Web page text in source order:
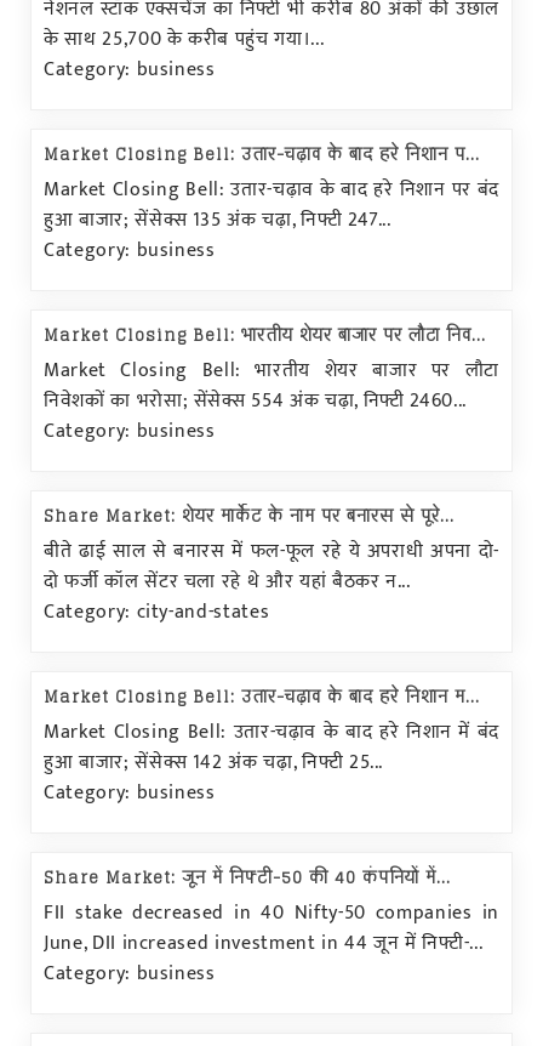
नेशनल स्टॉक एक्सचेंज का निफ्टी भी करीब 80 अंकों की उछाल
के साथ 25,700 के करीब पहुंच गया।...
Category: business
Market Closing Bell: उतार-चढ़ाव के बाद हरे निशान प...
Market Closing Bell: उतार-चढ़ाव के बाद हरे निशान पर बंद
हुआ बाजार; सेंसेक्स 135 अंक चढ़ा, निफ्टी 247...
Category: business
Market Closing Bell: भारतीय शेयर बाजार पर लौटा निव...
Market Closing Bell: भारतीय शेयर बाजार पर लौटा
निवेशकों का भरोसा; सेंसेक्स 554 अंक चढ़ा, निफ्टी 2460...
Category: business
Share Market: शेयर मार्केट के नाम पर बनारस से पूरे...
बीते ढाई साल से बनारस में फल-फूल रहे ये अपराधी अपना दो-
दो फर्जी कॉल सेंटर चला रहे थे और यहां बैठकर न...
Category: city-and-states
Market Closing Bell: उतार-चढ़ाव के बाद हरे निशान म...
Market Closing Bell: उतार-चढ़ाव के बाद हरे निशान में बंद
हुआ बाजार; सेंसेक्स 142 अंक चढ़ा, निफ्टी 25...
Category: business
Share Market: जून में निफ्टी-50 की 40 कंपनियों में...
FII stake decreased in 40 Nifty-50 companies in
June, DII increased investment in 44 जून में निफ्टी-...
Category: business